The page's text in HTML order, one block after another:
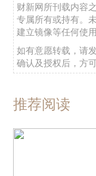
财新网所刊载内容
专属所有或持有。
建立镜像等任何使用
如有意愿转载，请
确认及授权后，方可
推荐阅读